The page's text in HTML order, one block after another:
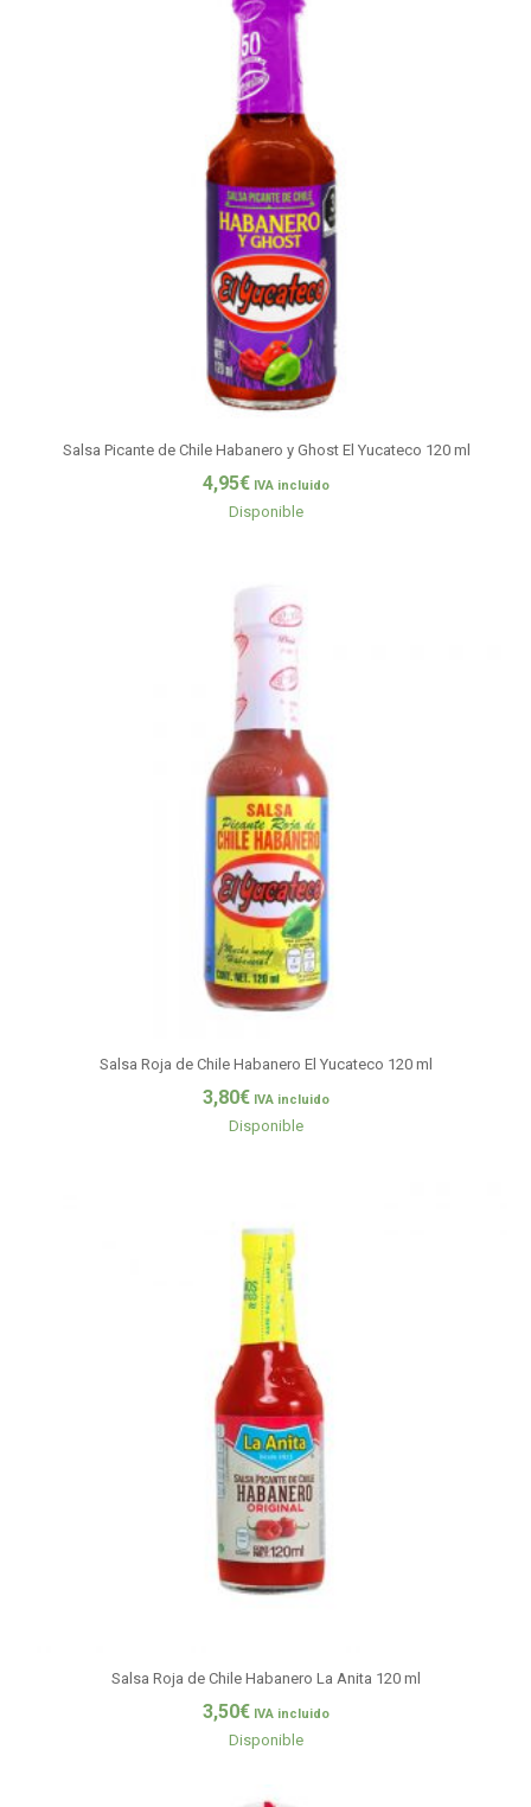
Salsa Picante de Chile Habanero y Ghost El Yucateco 120 ml
4,95€ IVA incluido
Disponible
Salsa Roja de Chile Habanero El Yucateco 120 ml
3,80€ IVA incluido
Disponible
Salsa Roja de Chile Habanero La Anita 120 ml
3,50€ IVA incluido
Disponible